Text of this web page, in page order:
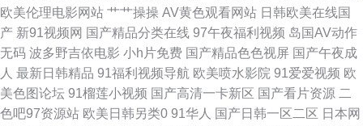
亚洲性爱欧美 伊人成人社区 青娱乐91 超碰人人操人人妻 色婷婷福利网 激情
四方色播 免费观看91 久热精品视频在线 麻豆白丝抠逼 久草资源福利 玖玖爱
导航 精品天天干 狼人综合网 玖玖艹逼综合网 青娱乐老司机77 人人妻人人肏
欧美伦理电影网站 艹艹操操 AV黄色观看网站 日韩欧美在线国
产 新91视频网 国产精品分类在线 97午夜福利视频 岛国AV动作
无码 波多野吉依电影 小h片免费 国产精品色色视屏 国产午夜成
人 最新日韩精品 91福利视频导航 欧美喷水影院 91爱爱视频 欧
美色图论坛 91榴莲小视频 国产高清一卡新区 国产看片资源 二
色吧97资源站 欧美日韩另类0 91华人 国产日韩一区二区 日本网